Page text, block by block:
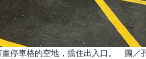
停車格的空地，擋住出入口。 圖／